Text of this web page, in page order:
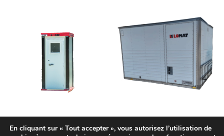
WC Conteneurs
En cliquant sur « Tout accepter », vous autorisez l’utilisation de